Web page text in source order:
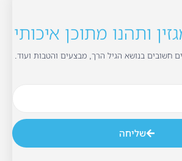
ותהנו מתוכן איכותי
חשובים בנושא הגיל הרך, מבצעים והטבות ועוד.
שליחה